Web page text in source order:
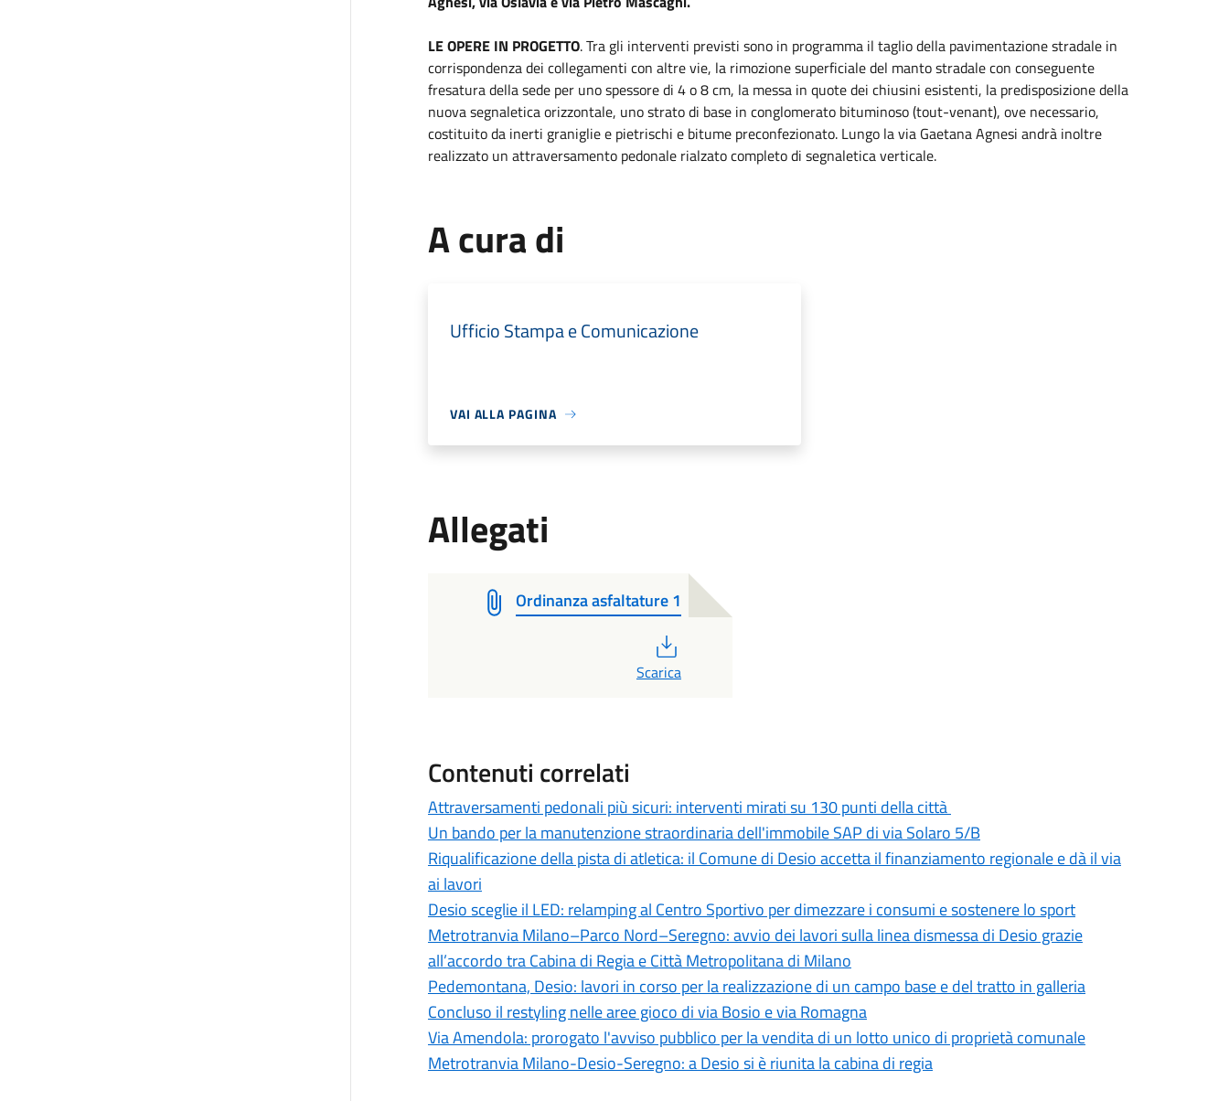
LE OPERE IN PROGETTO. Tra gli interventi previsti sono in programma il taglio della pavimentazione stradale in
corrispondenza dei collegamenti con altre vie, la rimozione superficiale del manto stradale con conseguente
fresatura della sede per uno spessore di 4 o 8 cm, la messa in quote dei chiusini esistenti, la predisposizione della
nuova segnaletica orizzontale, uno strato di base in conglomerato bituminoso (tout-venant), ove necessario,
costituito da inerti graniglie e pietrischi e bitume preconfezionato. Lungo la via Gaetana Agnesi andrà inoltre
realizzato un attraversamento pedonale rialzato completo di segnaletica verticale.
A cura di
Ufficio Stampa e Comunicazione
VAI ALLA PAGINA
Allegati
Ordinanza asfaltature 1
Scarica
Contenuti correlati
Attraversamenti pedonali più sicuri: interventi mirati su 130 punti della città
Un bando per la manutenzione straordinaria dell'immobile SAP di via Solaro 5/B
Riqualificazione della pista di atletica: il Comune di Desio accetta il finanziamento regionale e dà il via
ai lavori
Desio sceglie il LED: relamping al Centro Sportivo per dimezzare i consumi e sostenere lo sport
Metrotranvia Milano–Parco Nord–Seregno: avvio dei lavori sulla linea dismessa di Desio grazie
all’accordo tra Cabina di Regia e Città Metropolitana di Milano
Pedemontana, Desio: lavori in corso per la realizzazione di un campo base e del tratto in galleria
Concluso il restyling nelle aree gioco di via Bosio e via Romagna
Via Amendola: prorogato l'avviso pubblico per la vendita di un lotto unico di proprietà comunale
Metrotranvia Milano-Desio-Seregno: a Desio si è riunita la cabina di regia